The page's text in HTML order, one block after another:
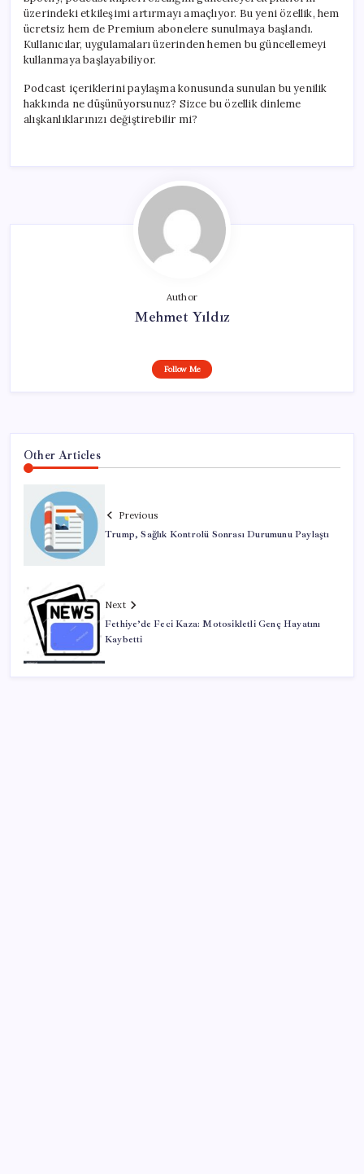
üzerindeki etkileşimi artırmayı amaçlıyor. Bu yeni özellik, hem
ücretsiz hem de Premium abonelere sunulmaya başlandı.
Kullanıcılar, uygulamaları üzerinden hemen bu güncellemeyi
kullanmaya başlayabiliyor.
Podcast içeriklerini paylaşma konusunda sunulan bu yenilik
hakkında ne düşünüyorsunuz? Sizce bu özellik dinleme
alışkanlıklarınızı değiştirebilir mi?
Author
Mehmet Yıldız
Follow Me
Other Articles
Previous
Trump, Sağlık Kontrolü Sonrası Durumunu Paylaştı
Next
Fethiye’de Feci Kaza: Motosikletli Genç Hayatını
Kaybetti